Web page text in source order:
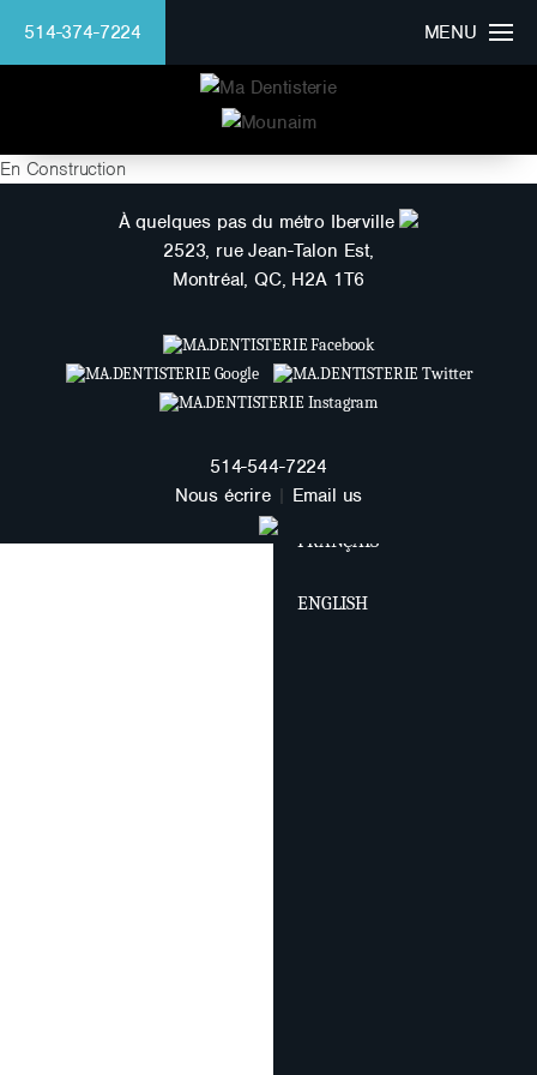
514-374-7224 MENU
En Construction
À quelques pas du métro Iberville
2523, rue Jean-Talon Est,
Montréal, QC, H2A 1T6
514-544-7224
Nous écrire| Email us
HOMEPAGE
CLINIC
DOCTOR
BEAUTIFUL SMILE
SERVICES
FINANCING
FRANÇAIS
ENGLISH